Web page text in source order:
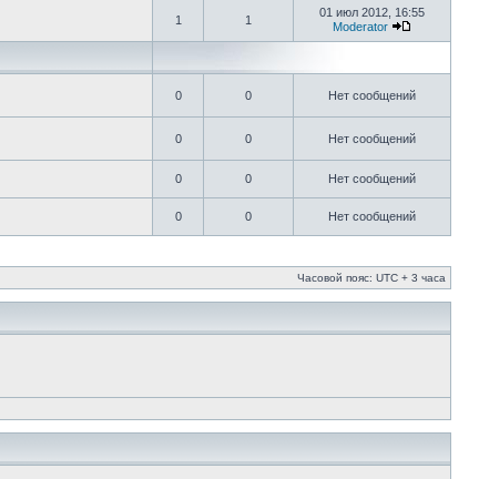
1 1
01 июл 2012, 16:55
Moderator
0 0 Нет сообщений
0 0 Нет сообщений
0 0 Нет сообщений
0 0 Нет сообщений
Часовой пояс: UTC + 3 часа